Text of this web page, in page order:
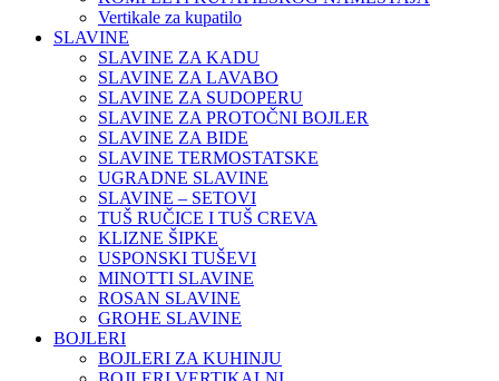
Vertikale za kupatilo
SLAVINE
SLAVINE ZA KADU
SLAVINE ZA LAVABO
SLAVINE ZA SUDOPERU
SLAVINE ZA PROTOČNI BOJLER
SLAVINE ZA BIDE
SLAVINE TERMOSTATSKE
UGRADNE SLAVINE
SLAVINE – SETOVI
TUŠ RUČICE I TUŠ CREVA
KLIZNE ŠIPKE
USPONSKI TUŠEVI
MINOTTI SLAVINE
ROSAN SLAVINE
GROHE SLAVINE
BOJLERI
BOJLERI ZA KUHINJU